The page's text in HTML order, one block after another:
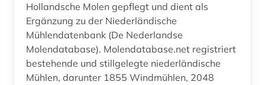
Hollandsche Molen gepflegt und dient als
Ergänzung zu der Niederländische
Mühlendatenbank (De Nederlandse
Molendatabase). Molendatabase.net registriert
bestehende und stillgelegte niederländische
Mühlen, darunter 1855 Windmühlen, 2048